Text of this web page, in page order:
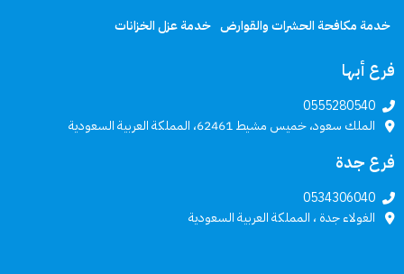
خدمة مكافحة الحشرات والقوارض خدمة عزل الخزانات
فرع أبها
0555280540
الملك سعود، خميس مشيط 62461، المملكة العربية السعودية
فرع جدة
0534306040
الغولاء جدة ، المملكة العربية السعودية